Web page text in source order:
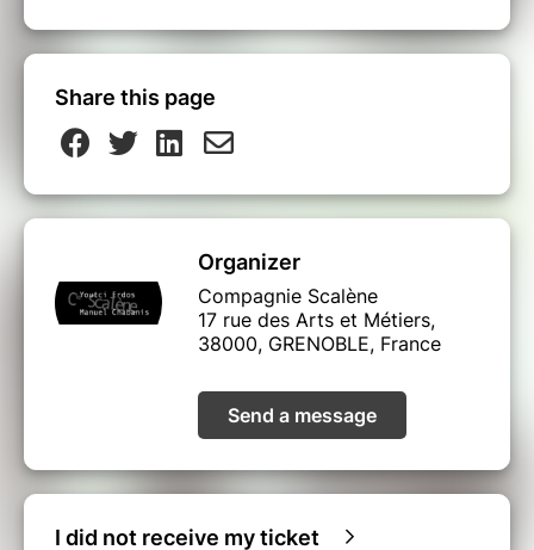
Share this page
Organizer
Compagnie Scalène
17 rue des Arts et Métiers,
38000, GRENOBLE, France
Send a message
I did not receive my ticket